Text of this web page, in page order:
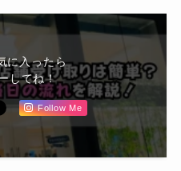
に入ったら
してね！
Follow Me